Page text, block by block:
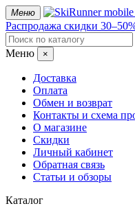
Меню mobile
Распродажа скидки
Меню ×
Доставка
Оплата
Обмен и возврат
Контакты и схема
О магазине
Скидки
Личный кабинет
Обратная связь
Статьи и обзоры
Каталог